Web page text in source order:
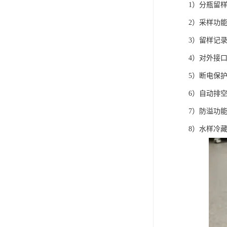
1）分瓶留
2）采样功
3）留样记
4）对外接
5）断电保
6）自动排
7）防溢功
8）水样冷